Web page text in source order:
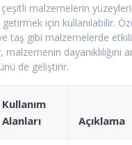
malzemelerin
için kullanılabilir.
taş gibi malzemelerde
dayanıklılığını
de geliştirir.
Kullanım
Alanları
Açıklama